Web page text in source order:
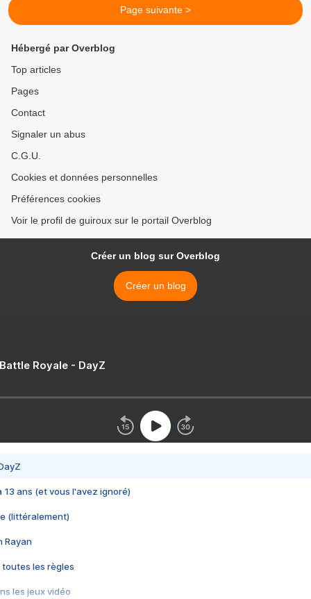
Page suivante >
Hébergé par Overblog
Top articles
Pages
Contact
Signaler un abus
C.G.U.
Cookies et données personnelles
Préférences cookies
Voir le profil de guiroux sur le portail Overblog
Créer un blog sur Overblog
Créer un blog
Royale - DayZ
13 ans (et vous l'avez ignoré)
(littéralement)
Rayan
toutes les règles
les jeux vidéo